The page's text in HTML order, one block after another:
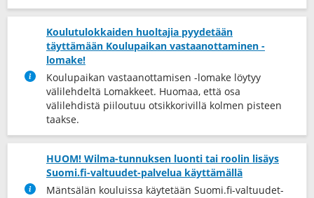
Koulutulokkaiden huoltajia pyydetään
täyttämään Koulupaikan vastaanottaminen -
lomake!
Koulupaikan vastaanottamisen -lomake löytyy
välilehdeltä Lomakkeet. Huomaa, että osa
välilehdistä piiloutuu otsikkorivillä kolmen pisteen
taakse.
HUOM! Wilma-tunnuksen luonti tai roolin lisäys
Suomi.fi-valtuudet-palvelua käyttämällä
Mäntsälän kouluissa käytetään Suomi.fi-valtuudet-